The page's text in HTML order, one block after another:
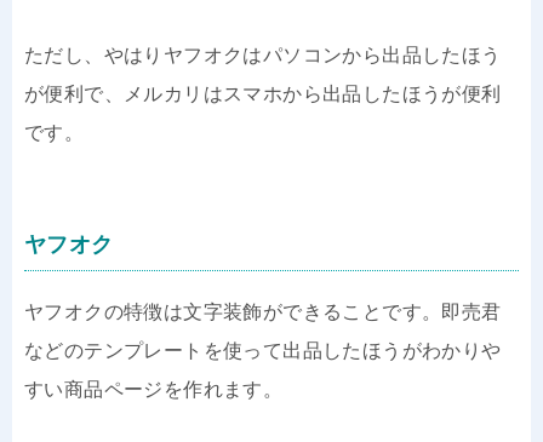
ただし、やはりヤフオクはパソコンから出品したほう
が便利で、メルカリはスマホから出品したほうが便利
です。
ヤフオク
ヤフオクの特徴は文字装飾ができることです。即売君
などのテンプレートを使って出品したほうがわかりや
すい商品ページを作れます。